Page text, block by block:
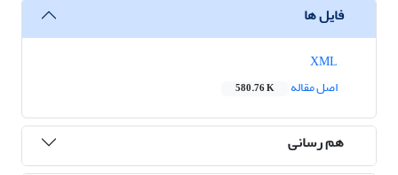
فایل ها
اصل مقاله
580.76 K
هم رسانی